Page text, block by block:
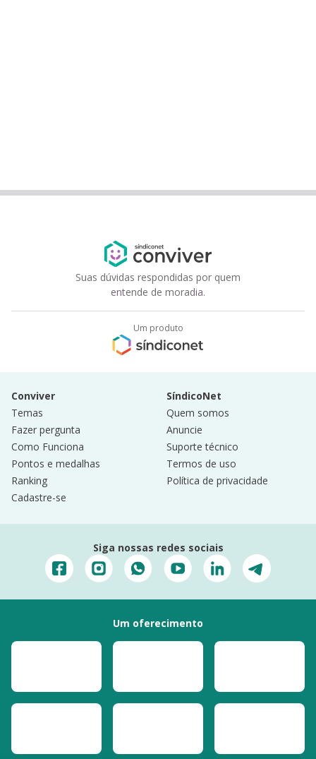
Suas dúvidas respondidas por quem
entende de moradia.
Um produto
Conviver
Temas
Fazer pergunta
Como Funciona
Pontos e medalhas
Ranking
Cadastre-se
SíndicoNet
Quem somos
Anuncie
Suporte técnico
Termos de uso
Política de privacidade
Siga nossas redes sociais
Um oferecimento